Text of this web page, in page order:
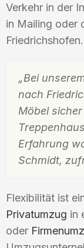
Verkehr in der
in Mailing oder
Friedrichshofen.
„Bei
nach
Möbel
Erfahrung
Schmidt,
Flexibilität ist
Privatumzug in
oder